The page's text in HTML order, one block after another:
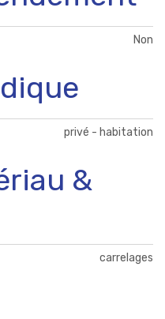
Non
privé - habitation
&
carrelages